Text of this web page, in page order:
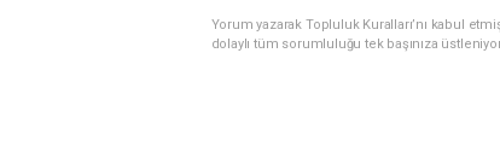
Yorum yazarak Topluluk Kuralları’nı kabul
dolaylı tüm sorumluluğu tek başınıza